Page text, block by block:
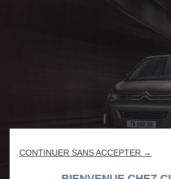
CONTINUER SANS ACCEPTER →